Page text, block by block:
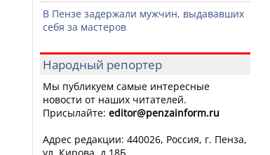
В Пензе задержали мужчин, выдававших
себя за мастеров
Народный репортер
Мы публикуем самые интересные
новости от наших читателей.
Присылайте: editor@penzainform.ru
Адрес редакции: 440026, Россия, г. Пенза,